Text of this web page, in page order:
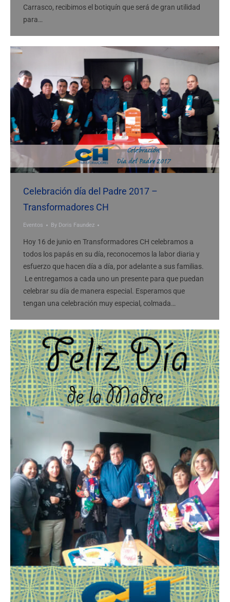
Carrasco, recibimos el botiquín que será de gran utilidad
para…
Celebración día del Padre 2017 –
Transformadores CH
Eventos By Doris Faundez
Hoy 16 de junio en Transformadores CH celebramos a
todos los papás en su día, reconocemos la labor diaria y
esfuerzo que hacen día a día, por adelante a sus familias.
Le entregamos a cada uno un presente para que puedan
celebrar su día de manera especial. Esperamos que
tengan una celebración muy especial, colmada…